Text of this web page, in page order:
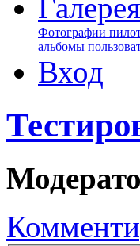
Галерея
Фотографии
альбомы
Вход